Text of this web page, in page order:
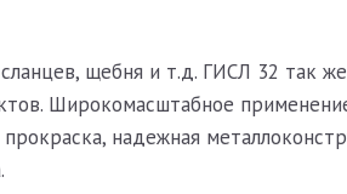
щебня и т.д. ГИСЛ 32 так
Широкомасштабное
надежная